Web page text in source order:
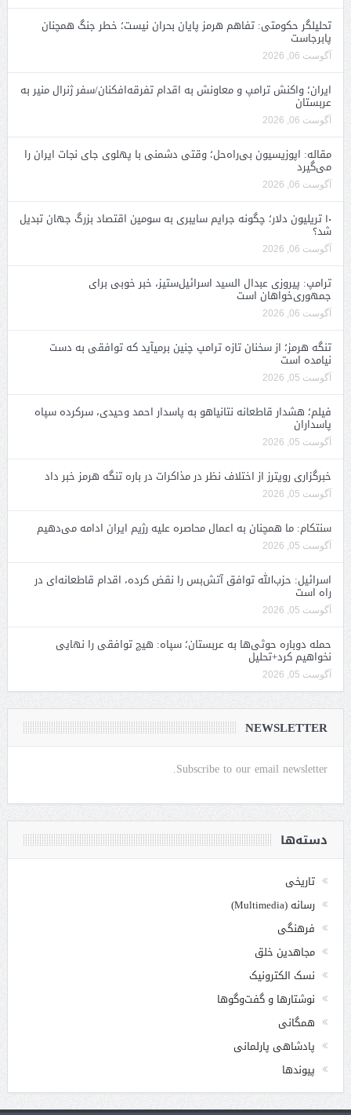
تحلیلگر حکومتی: تفاهم هرمز پایان بحران نیست؛ خطر جنگ همچنان
پابرجاست
آگوست 06, 2026
ایران؛ واکنش ترامپ و معاونش به اقدام تفرقه‌افکنان/سفر ژنرال منیر به
عربستان
آگوست 06, 2026
مقاله: اپوزیسیون بی‌راه‌حل؛ وقتی دشمنی با پهلوی جای نجات ایران را
می‌گیرد
آگوست 06, 2026
۱۰ تریلیون دلار؛ چگونه جرایم سایبری به سومین اقتصاد بزرگ جهان تبدیل
شد؟
آگوست 06, 2026
ترامپ: پیروزی عبدال السید اسرائیل‌ستیز، خبر خوبی برای
جمهوری‌خواهان است
آگوست 06, 2026
تنگه هرمز؛ از سخنان تازه ترامپ چنین برمیآید که توافقی به دست
نیامده است
آگوست 05, 2026
فیلم؛ هشدار قاطعانه نتانیاهو به پاسدار احمد وحیدی، سرکرده سپاه
پاسداران
آگوست 05, 2026
خبرگزاری رویترز از اختلاف نظر در مذاکرات در باره تنگه هرمز خبر داد
آگوست 05, 2026
سنتکام: ما همچنان به اعمال محاصره علیه رژیم ایران ادامه می‌دهیم
آگوست 05, 2026
اسرائیل: حزب‌الله توافق آتش‌بس را نقض کرده، اقدام قاطعانه‌ای در
راه است
آگوست 05, 2026
حمله دوباره حوثی‌ها به عربستان؛ سپاه: هیچ توافقی را نهایی
نخواهیم کرد+تحلیل
آگوست 05, 2026
NEWSLETTER
Subscribe to our email newsletter.
دسته‌ها
تاریخی
رسانه (Multimedia)
فرهنگی
مجاهدین خلق
نسک الکترونیک
نوشتارها و گفت‌وگوها
همگانی
پادشاهی پارلمانی
پیوندها